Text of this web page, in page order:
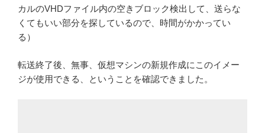
カルのVHDファイル内の空きブロック検出して、送らな
くてもいい部分を探しているので、時間がかかってい
る）
転送終了後、無事、仮想マシンの新規作成にこのイメー
ジが使用できる、ということを確認できました。